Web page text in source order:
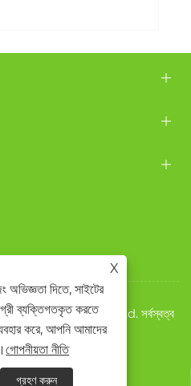
Packaging Co., Ltd. সর্বস্বত্ব
RSSXML গোপনীয়তা নীতি
X
দিতে, সাইটের
ব্যক্তিগতকৃত করতে
করে, আপনি আমাদের
গোপনীয়তা নীতি
গ্রহণ করুন